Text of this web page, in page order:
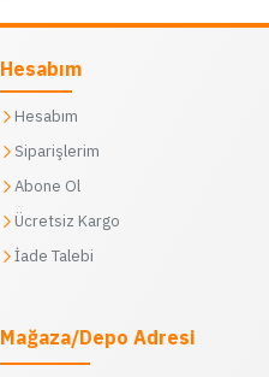
Hesabım
Hesabım
Siparişlerim
Abone Ol
Ücretsiz Kargo
İade Talebi
Mağaza/Depo Adresi